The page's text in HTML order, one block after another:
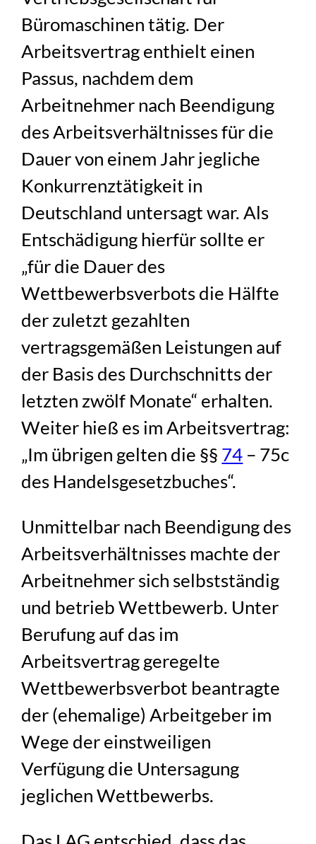
Büromaschinen tätig. Der
Arbeitsvertrag enthielt einen
Passus, nachdem dem
Arbeitnehmer nach Beendigung
des Arbeitsverhältnisses für die
Dauer von einem Jahr jegliche
Konkurrenztätigkeit in
Deutschland untersagt war. Als
Entschädigung hierfür sollte er
„für die Dauer des
Wettbewerbsverbots die Hälfte
der zuletzt gezahlten
vertragsgemäßen Leistungen auf
der Basis des Durchschnitts der
letzten zwölf Monate“ erhalten.
Weiter hieß es im Arbeitsvertrag:
„Im übrigen gelten die §§ 74 – 75c
des Handelsgesetzbuches“.
Unmittelbar nach Beendigung des
Arbeitsverhältnisses machte der
Arbeitnehmer sich selbstständig
und betrieb Wettbewerb. Unter
Berufung auf das im
Arbeitsvertrag geregelte
Wettbewerbsverbot beantragte
der (ehemalige) Arbeitgeber im
Wege der einstweiligen
Verfügung die Untersagung
jeglichen Wettbewerbs.